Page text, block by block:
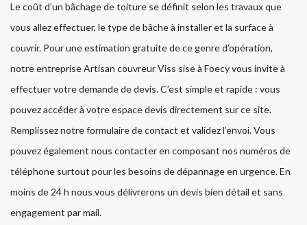
Le coût d’un bâchage de toiture se définit selon les travaux que
vous allez effectuer, le type de bâche à installer et la surface à
couvrir. Pour une estimation gratuite de ce genre d’opération,
notre entreprise Artisan couvreur Viss sise à Foecy vous invite à
effectuer votre demande de devis. C’est simple et rapide : vous
pouvez accéder à votre espace devis directement sur ce site.
Remplissez notre formulaire de contact et validez l’envoi. Vous
pouvez également nous contacter en composant nos numéros de
téléphone surtout pour les besoins de dépannage en urgence. En
moins de 24 h nous vous délivrerons un devis bien détail et sans
engagement par mail.